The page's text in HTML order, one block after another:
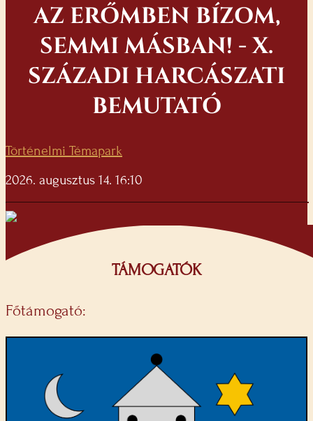
AZ ERŐMBEN BÍZOM,
SEMMI MÁSBAN! - X.
SZÁZADI HARCÁSZATI
BEMUTATÓ
Történelmi Témapark
2026. augusztus 14. 16:10
TÁMOGATÓK
Főtámogató: